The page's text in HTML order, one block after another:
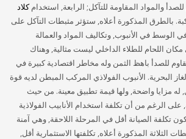
والمواد المقاومة للتآكل; الرابعة, استخدامكلاد
بالطرق المذكورة أعلاه, ستؤثر مثبطات التآكل على
الوسط في الأنبوب, وتكاليف المواد والعمالة
مكان اللحام للطلاء الداخلي ليست مثالية, وهناك
للصدأ باهظ الثمن وله مخاطر اقتصادية كبيرة في
البحرية. الأنبوب الفولاذي المركب المبطن لديه قوة
له مزايا واضحة, ولها قيمة تطبيق معينة. من حيث
على الرغم من أن تكلفة استخدام الأنابيب الفولاذية
تكلفة الصيانة أقل في المرحلة اللاحقة, وهي آمنة
الثلاثة المذكورة أعلاه, تكلفتها الاستثمارية أقل,